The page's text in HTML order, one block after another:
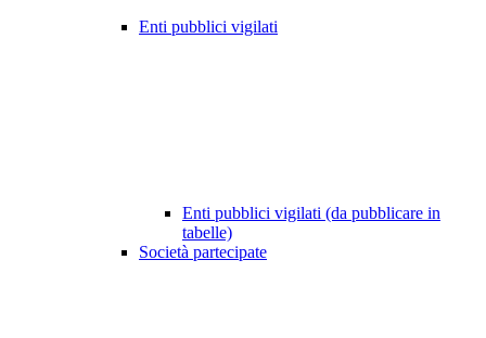
Enti pubblici vigilati
Enti pubblici vigilati (da pubblicare in
tabelle)
Società partecipate